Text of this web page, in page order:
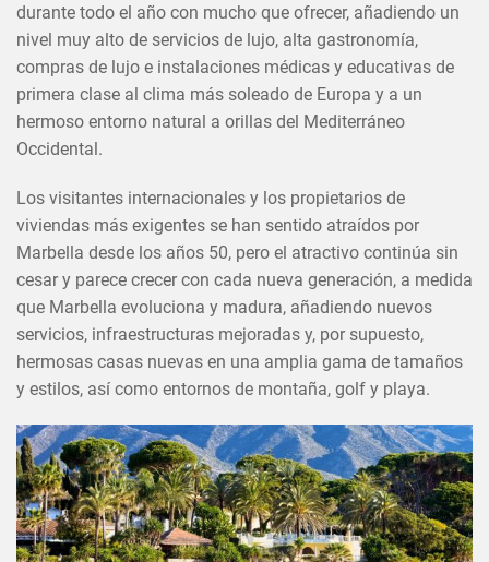
durante todo el año con mucho que ofrecer, añadiendo un
nivel muy alto de servicios de lujo, alta gastronomía,
compras de lujo e instalaciones médicas y educativas de
primera clase al clima más soleado de Europa y a un
hermoso entorno natural a orillas del Mediterráneo
Occidental.
Los visitantes internacionales y los propietarios de
viviendas más exigentes se han sentido atraídos por
Marbella desde los años 50, pero el atractivo continúa sin
cesar y parece crecer con cada nueva generación, a medida
que Marbella evoluciona y madura, añadiendo nuevos
servicios, infraestructuras mejoradas y, por supuesto,
hermosas casas nuevas en una amplia gama de tamaños
y estilos, así como entornos de montaña, golf y playa.